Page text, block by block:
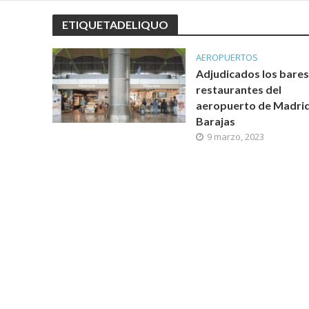
ETIQUETADELIQUO
AEROPUERTOS
Adjudicados los
restaurantes del
aeropuerto de
Barajas
9 marzo, 2023